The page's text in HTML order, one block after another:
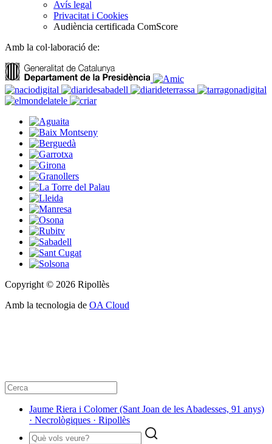
Avís legal
Privacitat i Cookies
Audiència certificada ComScore
Amb la col·laboració de:
Copyright © 2026 Ripollès
Amb la tecnologia de OA Cloud
Jaume Riera i Colomer (Sant Joan de les Abadesses, 91 anys)
· Necrològiques · Ripollès